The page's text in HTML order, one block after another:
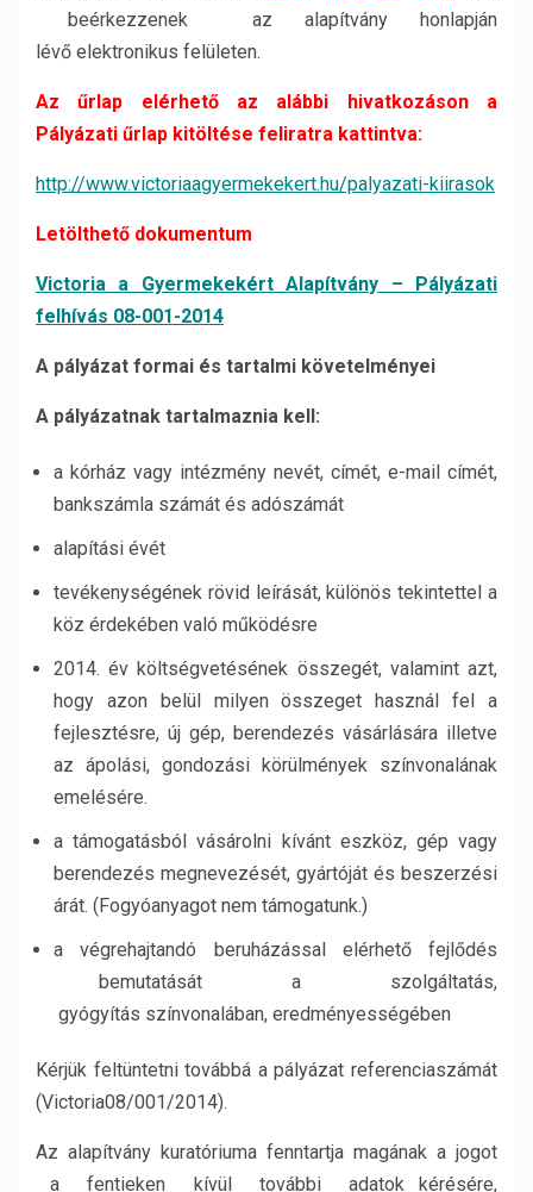
beérkezzenek az alapítvány honlapján
lévő elektronikus felületen.
Az űrlap elérhető az alábbi hivatkozáson a
Pályázati űrlap kitöltése feliratra kattintva:
http://www.victoriaagyermekekert.hu/palyazati-kiirasok
Letölthető dokumentum
Victoria a Gyermekekért Alapítvány – Pályázati
felhívás 08-001-2014
A pályázat formai és tartalmi követelményei
A pályázatnak tartalmaznia kell:
a kórház vagy intézmény nevét, címét, e-mail címét,
bankszámla számát és adószámát
alapítási évét
tevékenységének rövid leírását, különös tekintettel a
köz érdekében való működésre
2014. év költségvetésének összegét, valamint azt,
hogy azon belül milyen összeget használ fel a
fejlesztésre, új gép, berendezés vásárlására illetve
az ápolási, gondozási körülmények színvonalának
emelésére.
a támogatásból vásárolni kívánt eszköz, gép vagy
berendezés megnevezését, gyártóját és beszerzési
árát. (Fogyóanyagot nem támogatunk.)
a végrehajtandó beruházással elérhető fejlődés
bemutatását a szolgáltatás,
gyógyítás színvonalában, eredményességében
Kérjük feltüntetni továbbá a pályázat referenciaszámát
(Victoria08/001/2014).
Az alapítvány kuratóriuma fenntartja magának a jogot
a fentieken kívül további adatok kérésére,